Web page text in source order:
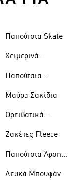
Παπούτσια Skate
Χειμερινά
Παπούτσια
Μαύρα Σακίδια
Ορειβατικά
Ζακέτες Fleece
Παπούτσια Άρσης
Λευκά Μπουφάν